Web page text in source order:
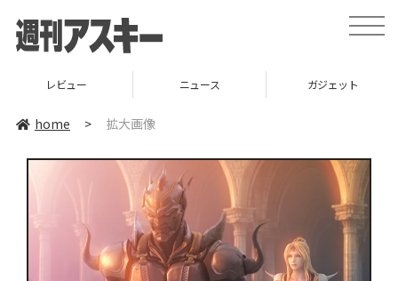
toggle
レビュー ニュース ガジェット
home > 拡大画像